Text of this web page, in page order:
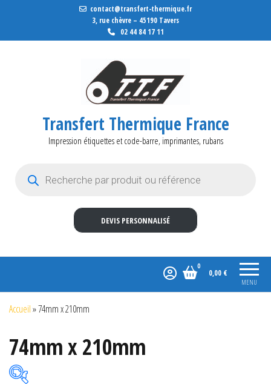
contact@transfert-thermique.fr
3, rue chèvre – 45190 Tavers
02 44 84 17 11
Transfert Thermique France
Impression étiquettes et code-barre, imprimantes, rubans
DEVIS PERSONNALISÉ
MENU
0
0,00 €
Accueil»74mm x 210mm
74mm x 210mm